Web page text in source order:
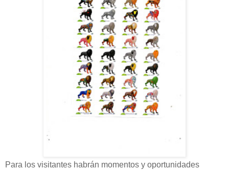
Para los visitantes habrán momentos y oportunidades